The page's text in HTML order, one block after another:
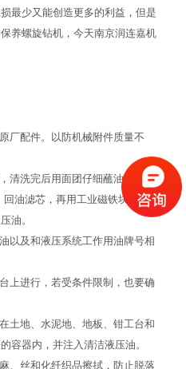
最少又能创造更多的利益，但是
养螺旋钻机，今天南京润连嘉机
配件。以防机械附件质量不
洗完后用面团仔细蘸油箱内
油滤芯，再用工业磁铁块放油
油。
及和液压系统工作用油牌号相
进行，若受条件限制，也要确
地、水泥地、地板、钳工台和
容器内，并注入清洁液压油。
丝和化纤织品擦拭，防止脱落